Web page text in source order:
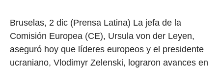
Bruselas, 2 dic (Prensa Latina) La jefa de la
Comisión Europea (CE), Ursula von der Leyen,
aseguró hoy que líderes europeos y el presidente
ucraniano, Vlodimyr Zelenski, lograron avances en